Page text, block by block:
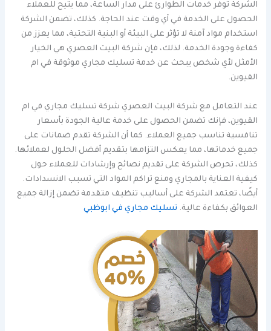
الشركة توفر خدمات الطوارئ على مدار الساعة، مما يتيح للعملاء
الحصول على الخدمة في أي وقت عند الحاجة. كذلك، تضمن الشركة
استخدام مواد آمنة لا تؤثر على البيئة أو البنية التحتية، مما يعزز من
كفاءة وجودة الخدمة. لذلك، فإن شركة البيت العصري هي الخيار
الأمثل لأي شخص يبحث عن خدمة تسليك مجاري موثوقة في ام
القيوين.
عند التعامل مع شركة البيت العصري شركة تسليك مجاري في ام
القيوين، فإنك تضمن الحصول على خدمة عالية الجودة بأسعار
تنافسية تناسب جميع العملاء. كما أن الشركة تقدم ضمانات على
جميع خدماتها، مما يعكس التزامها بتقديم أفضل الحلول لعملائها.
كذلك، تحرص الشركة على تقديم نصائح وإرشادات للعملاء حول
كيفية العناية بالمجاري ومنع تراكم المواد التي تسبب الانسدادات.
أيضًا، تعتمد الشركة على أساليب تنظيف متقدمة تضمن إزالة جميع
العوائق بكفاءة عالية. تسليك مجاري في ابوظبي